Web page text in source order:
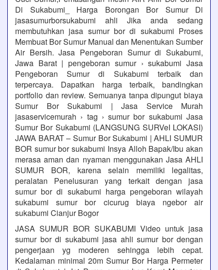
Di Sukabumi_ Harga Borongan Bor Sumur Di
jasasumurborsukabumi ahli Jika anda sedang
membutuhkan jasa sumur bor di sukabumi Proses
Membuat Bor Sumur Manual dan Menentukan Sumber
Air Bersih. Jasa Pengeboran Sumur di Sukabumi,
Jawa Barat | pengeboran sumur › sukabumi Jasa
Pengeboran Sumur di Sukabumi terbaik dan
terpercaya. Dapatkan harga terbaik, bandingkan
portfolio dan review. Semuanya tanpa dipungut biaya
Sumur Bor Sukabumi | Jasa Service Murah
jasaservicemurah › tag › sumur bor sukabumi Jasa
Sumur Bor Sukabumi (LANGSUNG SURVeI LOKASI)
JAWA BARAT – Sumur Bor Sukabumi | AHLI SUMUR
BOR sumur bor sukabumi Insya Alloh Bapak/Ibu akan
merasa aman dan nyaman menggunakan Jasa AHLI
SUMUR BOR, karena selain memiliki legalitas,
peralatan Penelusuran yang terkait dengan jasa
sumur bor di sukabumi harga pengeboran wilayah
sukabumi sumur bor cicurug biaya ngebor air
sukabumi Cianjur Bogor
JASA SUMUR BOR SUKABUMI Video untuk jasa
sumur bor di sukabumi jasa ahli sumur bor dengan
pengerjaan yg moderen sehingga lebih cepat.
Kedalaman minimal 20m Sumur Bor Harga Permeter